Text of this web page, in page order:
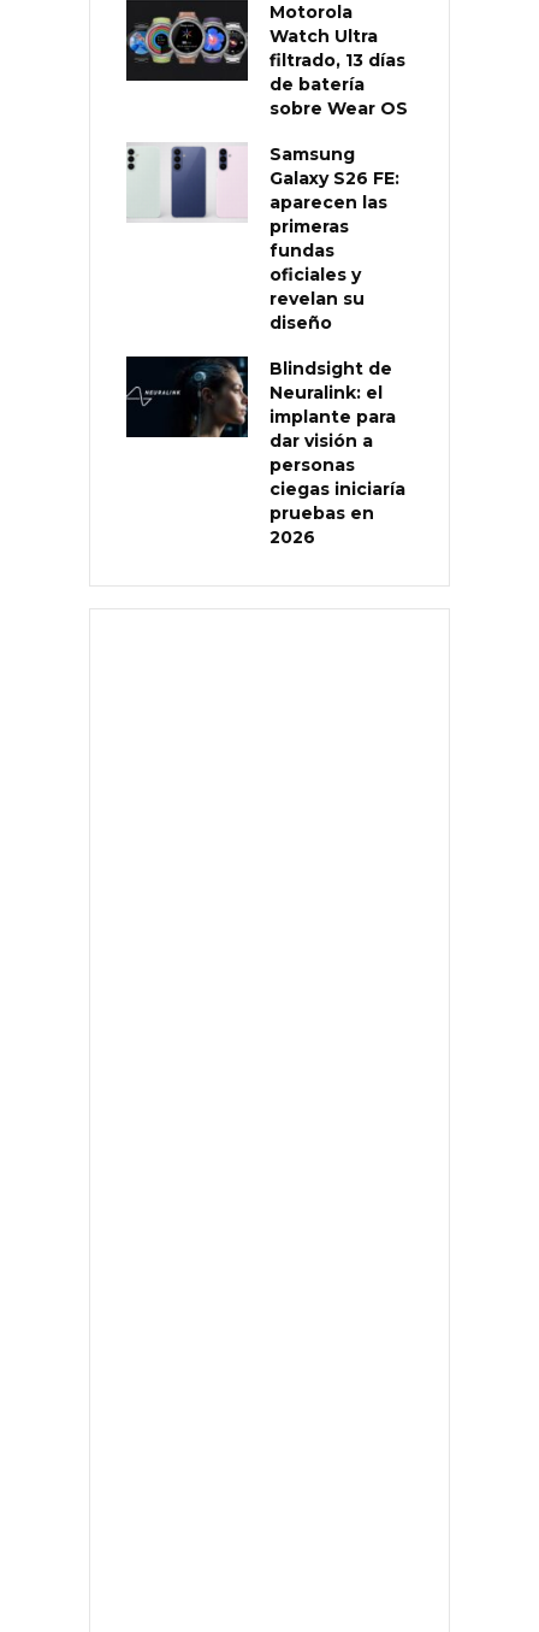
Motorola
Watch Ultra
filtrado, 13 días
de batería
sobre Wear OS
Samsung
Galaxy S26 FE:
aparecen las
primeras
fundas
oficiales y
revelan su
diseño
Blindsight de
Neuralink: el
implante para
dar visión a
personas
ciegas iniciaría
pruebas en
2026